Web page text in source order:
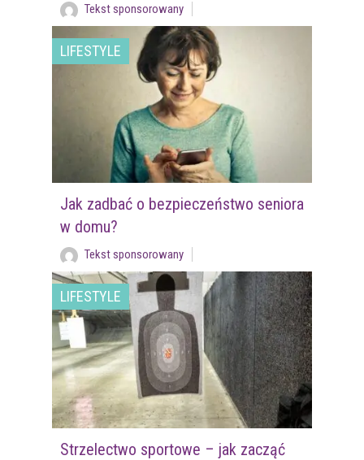
Tekst sponsorowany
LIFESTYLE
Jak zadbać o bezpieczeństwo seniora
w domu?
Tekst sponsorowany
LIFESTYLE
Strzelectwo sportowe – jak zacząć